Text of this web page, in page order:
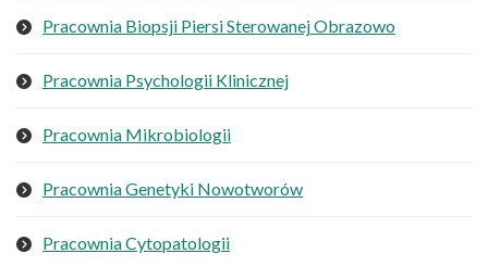
Pracownia Biopsji Piersi Sterowanej Obrazowo
Pracownia Psychologii Klinicznej
Pracownia Mikrobiologii
Pracownia Genetyki Nowotworów
Pracownia Cytopatologii